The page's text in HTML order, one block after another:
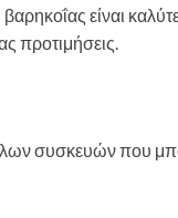
είναι
προτιμήσεις.
συσκευών που